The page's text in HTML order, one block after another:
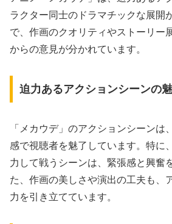
ラクター同士のドラマチックな展開
で、作画のクオリティやストーリー
からの意見が分かれています。
迫力あるアクションシーンの
「メカウデ」のアクションシーンは
感で視聴者を魅了しています。特に
力して戦うシーンは、緊張感と興奮
た、作画の美しさや演出の工夫も、
力を引き立てています。